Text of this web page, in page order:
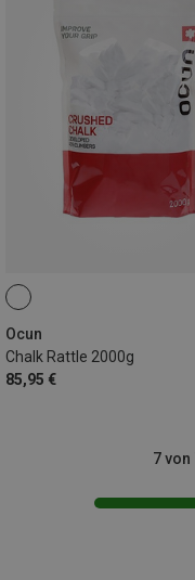
Ocun
Chalk Rattle 2000g
85,95 €
2000G
7 von